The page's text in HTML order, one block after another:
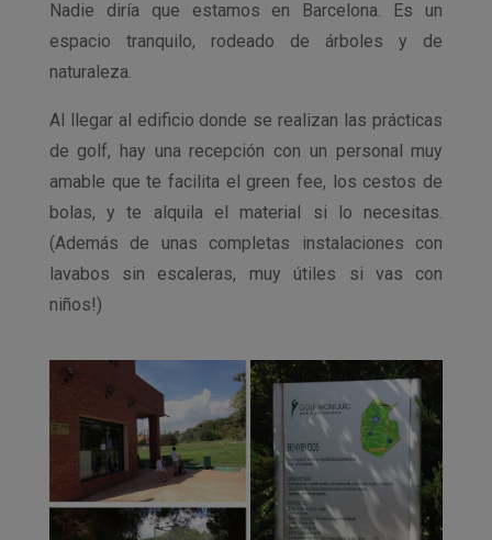
Nadie diría que estamos en Barcelona. Es un
espacio tranquilo, rodeado de árboles y de
naturaleza.
Al llegar al edificio donde se realizan las prácticas
de golf, hay una recepción con un personal muy
amable que te facilita el green fee, los cestos de
bolas, y te alquila el material si lo necesitas.
(Además de unas completas instalaciones con
lavabos sin escaleras, muy útiles si vas con
niños!)